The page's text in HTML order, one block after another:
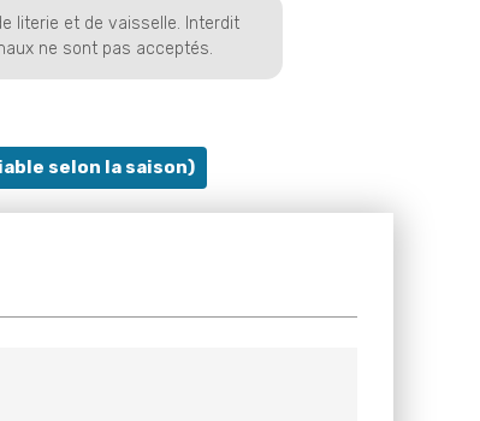
literie et de vaisselle. Interdit
ne sont pas acceptés.
selon la saison)